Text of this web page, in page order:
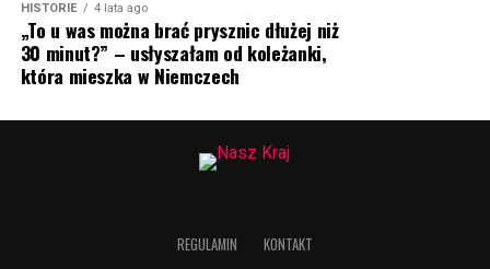
HISTORIE 4 lata ago
„To u was można brać prysznic dłużej niż
30 minut?” – usłyszałam od koleżanki,
która mieszka w Niemczech
REGULAMIN KONTAKT